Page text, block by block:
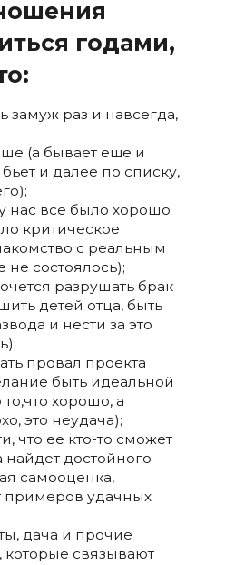
годами,
замуж раз и навсегда,
(а бывает еще и
и далее по списку,
нас все было хорошо
критическое
с реальным
не состоялось);
разрушать брак
детей отца, быть
и нести за это
провал проекта
быть идеальной
то,что хорошо, а
это неудача);
что ее кто-то сможет
достойного
самооценка,
примеров удачных
дача и прочие
которые связывают